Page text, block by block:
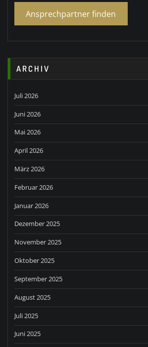
Ansprechpartner finden
ARCHIV
Juli 2026
Juni 2026
Mai 2026
April 2026
März 2026
Februar 2026
Januar 2026
Dezember 2025
November 2025
Oktober 2025
September 2025
August 2025
Juli 2025
Juni 2025